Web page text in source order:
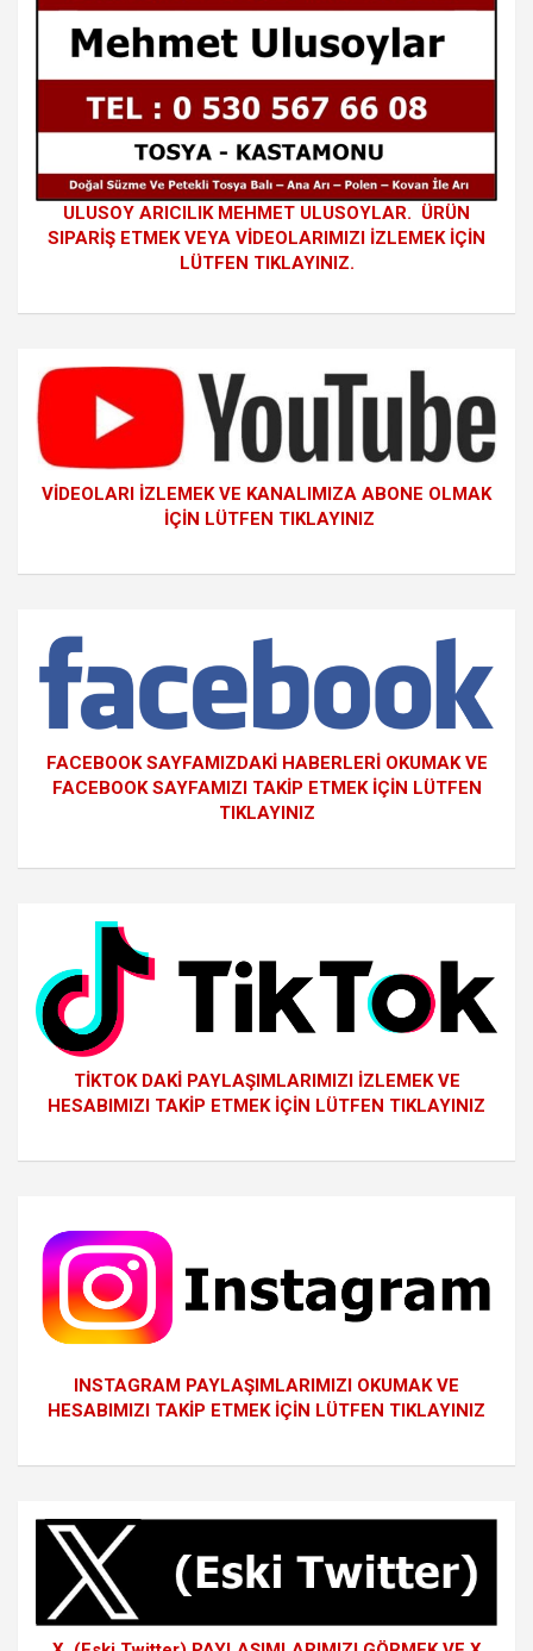
ULUSOY ARICILIK MEHMET ULUSOYLAR. ÜRÜN
SIPARİŞ ETMEK VEYA VİDEOLARIMIZI İZLEMEK İÇİN
LÜTFEN TIKLAYINIZ.
VİDEOLARI İZLEMEK VE KANALIMIZA ABONE OLMAK
İÇİN LÜTFEN TIKLAYINIZ
FACEBOOK SAYFAMIZDAKİ HABERLERİ OKUMAK VE
FACEBOOK SAYFAMIZI TAKİP ETMEK İÇİN LÜTFEN
TIKLAYINIZ
TİKTOK DAKİ PAYLAŞIMLARIMIZI İZLEMEK VE
HESABIMIZI TAKİP ETMEK İÇİN LÜTFEN TIKLAYINIZ
INSTAGRAM PAYLAŞIMLARIMIZI OKUMAK VE
HESABIMIZI TAKİP ETMEK İÇİN LÜTFEN TIKLAYINIZ